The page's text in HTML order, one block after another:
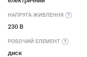
НАПРУГА ЖИВЛЕННЯ
230 В
РОБОЧИЙ ЕЛЕМЕНТ
диск